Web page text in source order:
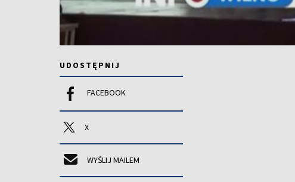
UDOSTĘPNIJ
FACEBOOK
X
WYŚLIJ MAILEM